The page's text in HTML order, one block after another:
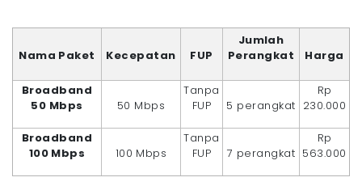
Nama Paket Kecepatan FUP
Jumlah
Perangkat
Harga
Broadband
50 Mbps
50 Mbps
Tanpa
FUP
5 perangkat
Rp
230.000
Broadband
100 Mbps
100 Mbps
Tanpa
FUP
7 perangkat
Rp
563.000